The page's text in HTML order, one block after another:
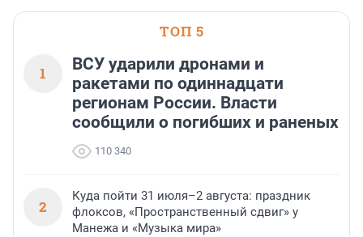
ТОП 5
1
ВСУ ударили дронами и
ракетами по одиннадцати
регионам России. Власти
сообщили о погибших и раненых
110 340
2
Куда пойти 31 июля–2 августа: праздник
флоксов, «Пространственный сдвиг» у
Манежа и «Музыка мира»